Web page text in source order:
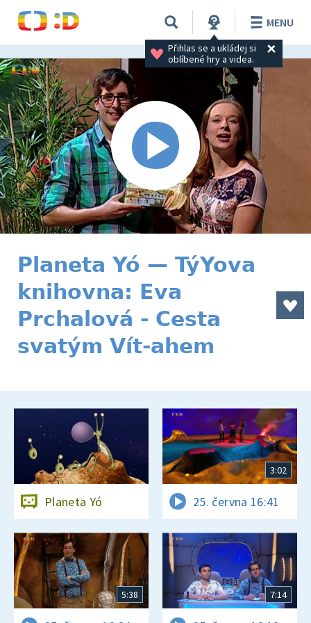
Přihlas se a ukládej si
oblíbené hry a videa.
MENU
Planeta Yó — TýYova
knihovna: Eva
Prchalová - Cesta
svatým Vít-ahem
Planeta Yó
3:02
25. června 16:41
5:38 7:14